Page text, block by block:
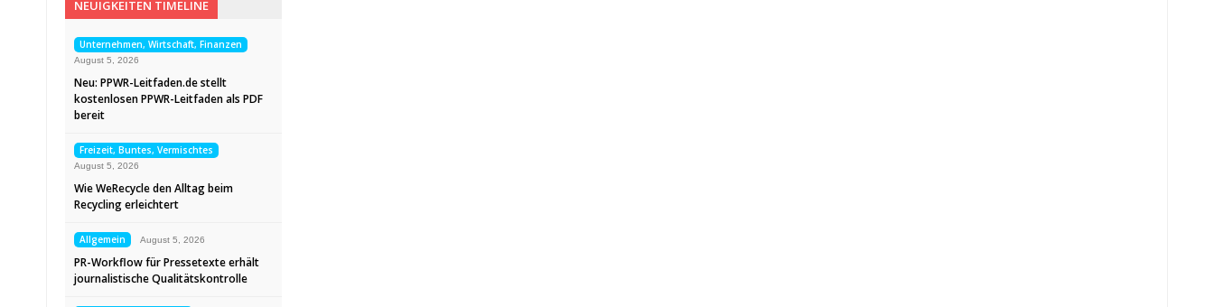
NEUIGKEITEN TIMELINE
Unternehmen, Wirtschaft, Finanzen
August 5, 2026
Neu: PPWR-Leitfaden.de stellt
kostenlosen PPWR-Leitfaden als PDF
bereit
Freizeit, Buntes, Vermischtes
August 5, 2026
Wie WeRecycle den Alltag beim
Recycling erleichtert
Allgemein August 5, 2026
PR-Workflow für Pressetexte erhält
journalistische Qualitätskontrolle